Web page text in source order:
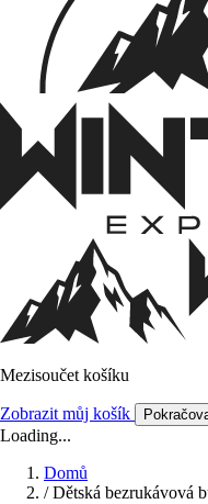
Mezisoučet košíku
Zobrazit můj košík
Loading...
Domů
/ Dětská bezrukávová